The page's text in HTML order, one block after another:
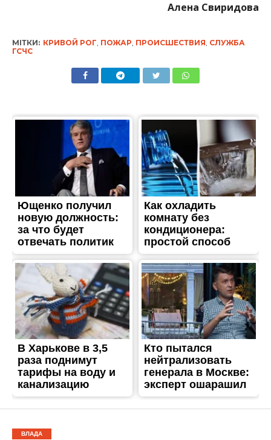
Алена Свиридова
МІТКИ: КРИВОЙ РОГ, ПОЖАР, ПРОИСШЕСТВИЯ, СЛУЖБА
ГСЧС
ВЛАДА